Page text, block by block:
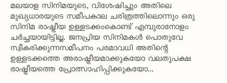
മലയാള സിനിമയുടെ, വിശേഷിച്ചും അതിലെ
മുഖ്യധാരയുടെ സമീപകാല ചരിത്രത്തിലൊന്നും ഒരു
സിനിമ രാഷ്ട്രീയ ഉള്ളടക്കംകൊണ്ട് എമ്പുരാനോളം
ചർച്ചയായിട്ടില്ല. ജനപ്രിയ സിനിമകൾ പൊതുവേ
സ്വീകരിക്കുന്നസമീപനം പരമാവധി അതിന്റെ
ഉള്ളടക്കത്തെ അരാഷ്ട്രീയമാക്കുകയോ വലതുപക്ഷ
രാഷ്ട്രീയത്തെ പ്രോത്സാഹിപ്പിക്കുകയോ...